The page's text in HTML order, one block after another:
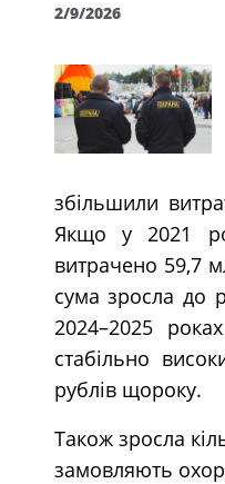
2/9/2026
збільшили
Якщо у 2021
витрачено 59,7
сума зросла до
2024–2025
стабільно
рублів щороку.
Також зросла
замовляють